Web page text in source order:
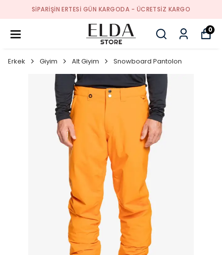
SIPARIŞIN ERTESI GÜN KARGODA - ÜCRETSIZ KARGO
0
Erkek Giyim Alt Giyim Snowboard Pantolon